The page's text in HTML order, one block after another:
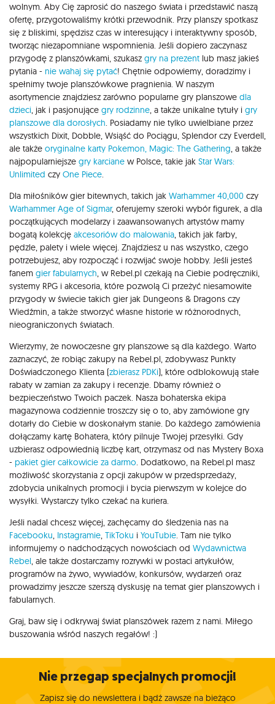
wolnym. Aby Cię zaprosić do naszego świata i przedstawić naszą
ofertę, przygotowaliśmy krótki przewodnik. Przy planszy spotkasz
się z bliskimi, spędzisz czas w interesujący i interaktywny sposób,
tworząc niezapomniane wspomnienia. Jeśli dopiero zaczynasz
przygodę z planszówkami, szukasz gry na prezent lub masz jakieś
pytania - nie wahaj się pytać! Chętnie odpowiemy, doradzimy i
spełnimy twoje planszówkowe pragnienia. W naszym
asortymencie znajdziesz zarówno popularne gry planszowe dla
dzieci, jak i pasjonujące gry rodzinne, a także unikalne tytuły i gry
planszowe dla dorosłych. Posiadamy nie tylko uwielbiane przez
wszystkich Dixit, Dobble, Wsiąść do Pociągu, Splendor czy Everdell,
ale także oryginalne karty Pokemon, Magic: The Gathering, a także
najpopularniejsze gry karciane w Polsce, takie jak Star Wars:
Unlimited czy One Piece.
Dla miłośników gier bitewnych, takich jak Warhammer 40,000 czy
Warhammer Age of Sigmar, oferujemy szeroki wybór figurek, a dla
początkujących modelarzy i zaawansowanych artystów mamy
bogatą kolekcję akcesoriów do malowania, takich jak farby,
pędzle, palety i wiele więcej. Znajdziesz u nas wszystko, czego
potrzebujesz, aby rozpocząć i rozwijać swoje hobby. Jeśli jesteś
fanem gier fabularnych, w Rebel.pl czekają na Ciebie podręczniki,
systemy RPG i akcesoria, które pozwolą Ci przeżyć niesamowite
przygody w świecie takich gier jak Dungeons & Dragons czy
Wiedźmin, a także stworzyć własne historie w różnorodnych,
nieograniczonych światach.
Wierzymy, że nowoczesne gry planszowe są dla każdego. Warto
zaznaczyć, że robiąc zakupy na Rebel.pl, zdobywasz Punkty
Doświadczonego Klienta (zbierasz PDKi), które odblokowują stałe
rabaty w zamian za zakupy i recenzje. Dbamy również o
bezpieczeństwo Twoich paczek. Nasza bohaterska ekipa
magazynowa codziennie troszczy się o to, aby zamówione gry
dotarły do Ciebie w doskonałym stanie. Do każdego zamówienia
dołączamy kartę Bohatera, który pilnuje Twojej przesyłki. Gdy
uzbierasz odpowiednią liczbę kart, otrzymasz od nas Mystery Boxa
- pakiet gier całkowicie za darmo. Dodatkowo, na Rebel.pl masz
możliwość skorzystania z opcji zakupów w przedsprzedaży,
zdobycia unikalnych promocji i bycia pierwszym w kolejce do
wysyłki. Wystarczy tylko czekać na kuriera.
Jeśli nadal chcesz więcej, zachęcamy do śledzenia nas na
Facebooku, Instagramie, TikToku i YouTubie. Tam nie tylko
informujemy o nadchodzących nowościach od Wydawnictwa
Rebel, ale także dostarczamy rozrywki w postaci artykułów,
programów na żywo, wywiadów, konkursów, wydarzeń oraz
prowadzimy jeszcze szerszą dyskusję na temat gier planszowych i
fabularnych.
Graj, baw się i odkrywaj świat planszówek razem z nami. Miłego
buszowania wśród naszych regałów! :)
Nie przegap specjalnych promocji!
Zapisz się do newslettera i bądź zawsze na bieżąco